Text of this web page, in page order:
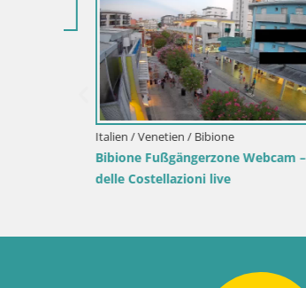
Kroatien / Lika-Senj / Senj
Senj Live Webcam – Schriftstellerpark
und Velebit-Kanal